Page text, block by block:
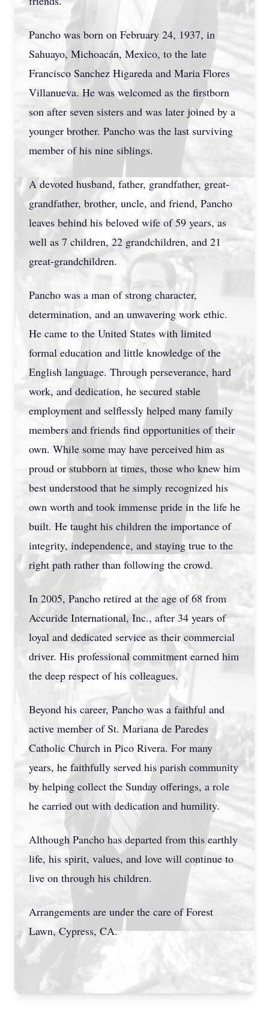
Pancho was born on February 24, 1937, in
Sahuayo, Michoacán, Mexico, to the late
Francisco Sanchez Higareda and Maria Flores
Villanueva. He was welcomed as the firstborn
son after seven sisters and was later joined by a
younger brother. Pancho was the last surviving
member of his nine siblings.
A devoted husband, father, grandfather, great-
grandfather, brother, uncle, and friend, Pancho
leaves behind his beloved wife of 59 years, as
well as 7 children, 22 grandchildren, and 21
great-grandchildren.
Pancho was a man of strong character,
determination, and an unwavering work ethic.
He came to the United States with limited
formal education and little knowledge of the
English language. Through perseverance, hard
work, and dedication, he secured stable
employment and selflessly helped many family
members and friends find opportunities of their
own. While some may have perceived him as
proud or stubborn at times, those who knew him
best understood that he simply recognized his
own worth and took immense pride in the life he
built. He taught his children the importance of
integrity, independence, and staying true to the
right path rather than following the crowd.
In 2005, Pancho retired at the age of 68 from
Accuride International, Inc., after 34 years of
loyal and dedicated service as their commercial
driver. His professional commitment earned him
the deep respect of his colleagues.
Beyond his career, Pancho was a faithful and
active member of St. Mariana de Paredes
Catholic Church in Pico Rivera. For many
years, he faithfully served his parish community
by helping collect the Sunday offerings, a role
he carried out with dedication and humility.
Although Pancho has departed from this earthly
life, his spirit, values, and love will continue to
live on through his children.
Arrangements are under the care of Forest
Lawn, Cypress, CA.